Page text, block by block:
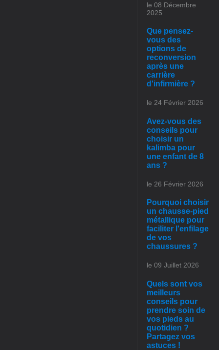
le 08 Décembre
2025
Que pensez-
vous des
options de
reconversion
après une
carrière
d'infirmière ?
le 24 Février 2026
Avez-vous des
conseils pour
choisir un
kalimba pour
une enfant de 8
ans ?
le 26 Février 2026
Pourquoi choisir
un chausse-pied
métallique pour
faciliter l'enfilage
de vos
chaussures ?
le 09 Juillet 2026
Quels sont vos
meilleurs
conseils pour
prendre soin de
vos pieds au
quotidien ?
Partagez vos
astuces !